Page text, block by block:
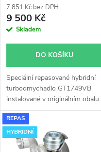
r
o
u
k
t
r
o
d
u
k
t
7 851 Kč bez DPH
9 500 Kč
Skladem
DO KOŠÍKU
Speciální repasované hybridní
turbodmychadlo GT1749VB
instalované v originálním obalu.
Vhodné zejména k
výkonnostním úpravám jako
např. chiptuning. Pro vůz Seat
Ibiza 1.9TDi 96kW ASZ.
REPAS
HYBRIDNÍ